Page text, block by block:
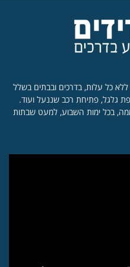
כל עלות, בדרכים ובבתים בשלל
גלגל, פתיחת רכב שננעל ועוד.
לזולת 24 שעות ביממה, בכל ימות השבוע, למעט שבתות